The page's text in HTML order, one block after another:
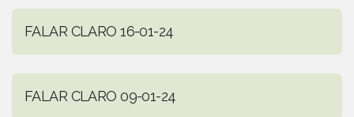
FALAR CLARO 16-01-24
FALAR CLARO 09-01-24